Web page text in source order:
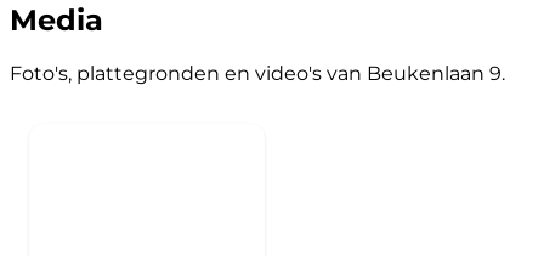
Media
Foto's, plattegronden en video's van Beukenlaan 9.